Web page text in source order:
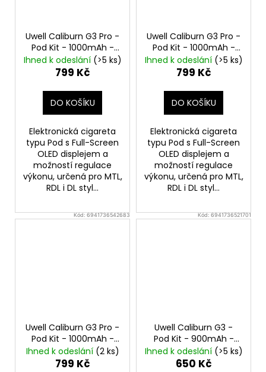
Uwell Caliburn G3 Pro -
Pod Kit - 1000mAh -
Golden Purple
Ihned k odeslání (>5 ks)
799 Kč
DO KOŠÍKU
Elektronická cigareta
typu Pod s Full-Screen
OLED displejem a
možností regulace
výkonu, určená pro MTL,
RDL i DL styl...
Uwell Caliburn G3 Pro -
Pod Kit - 1000mAh -
Frozen Aurora
Ihned k odeslání (>5 ks)
799 Kč
DO KOŠÍKU
Elektronická cigareta
typu Pod s Full-Screen
OLED displejem a
možností regulace
výkonu, určená pro MTL,
RDL i DL styl...
Kód:6941736542683
Uwell Caliburn G3 Pro -
Pod Kit - 1000mAh -
Midnight Black
Ihned k odeslání (2 ks)
799 Kč
Kód:6941736521701
Uwell Caliburn G3 -
Pod Kit - 900mAh -
Blue
Ihned k odeslání (>5 ks)
650 Kč